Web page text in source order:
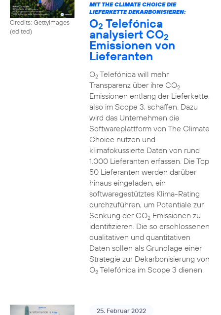
Credits: Gettyimages
(edited)
MIT THE CLIMATE CHOICE DIE
LIEFERKETTE DEKARBONISIEREN:
O2 Telefónica
analysiert CO2
Emissionen von
Lieferanten
O2Telefónica will mehr
Transparenz über ihre CO2
Emissionen entlang der Lieferkette,
also im Scope 3, schaffen. Dazu
wird das Unternehmen die
Softwareplattform von The Climate
Choice nutzen und
klimafokussierte Daten von rund
1.000 Lieferanten erfassen. Die Top
50 Lieferanten werden darüber
hinaus eingeladen, ein
softwaregestütztes Klima-Rating
durchzuführen, um Potentiale zur
Senkung der CO2Emissionen zu
identifizieren. Die so erschlossenen
qualitativen und quantitativen
Daten sollen als Grundlage einer
Strategie zur Dekarbonisierung von
O2Telefónica im Scope 3 dienen.
25. Februar 2022